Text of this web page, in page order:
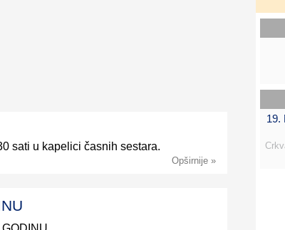
sati u kapelici časnih sestara.
Opširnije »
19.